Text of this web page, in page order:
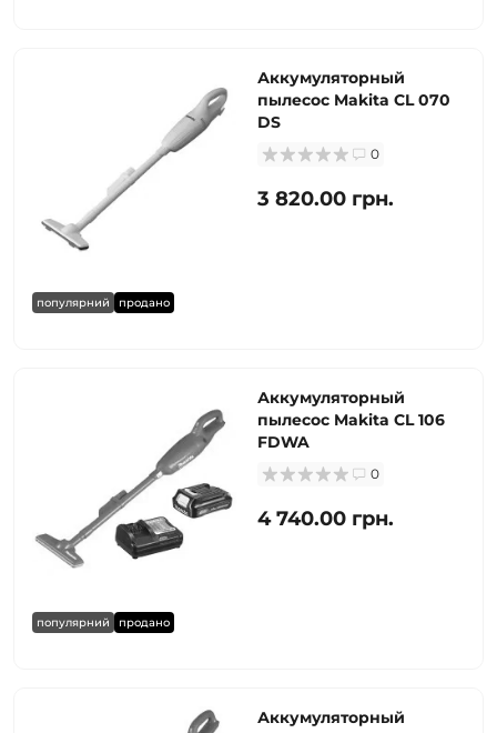
популярний продано
Аккумуляторный
пылесос Makita CL 070
DS
0
3 820.00 грн.
популярний продано
Аккумуляторный
пылесос Makita CL 106
FDWA
0
4 740.00 грн.
Аккумуляторный